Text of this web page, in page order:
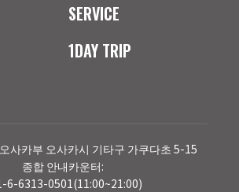
SERVICE
1DAY TRIP
사카부 오사카시 기타구 가쿠다초 5-15
종합 안내카운터:
6-6313-0501(11:00~21:00)